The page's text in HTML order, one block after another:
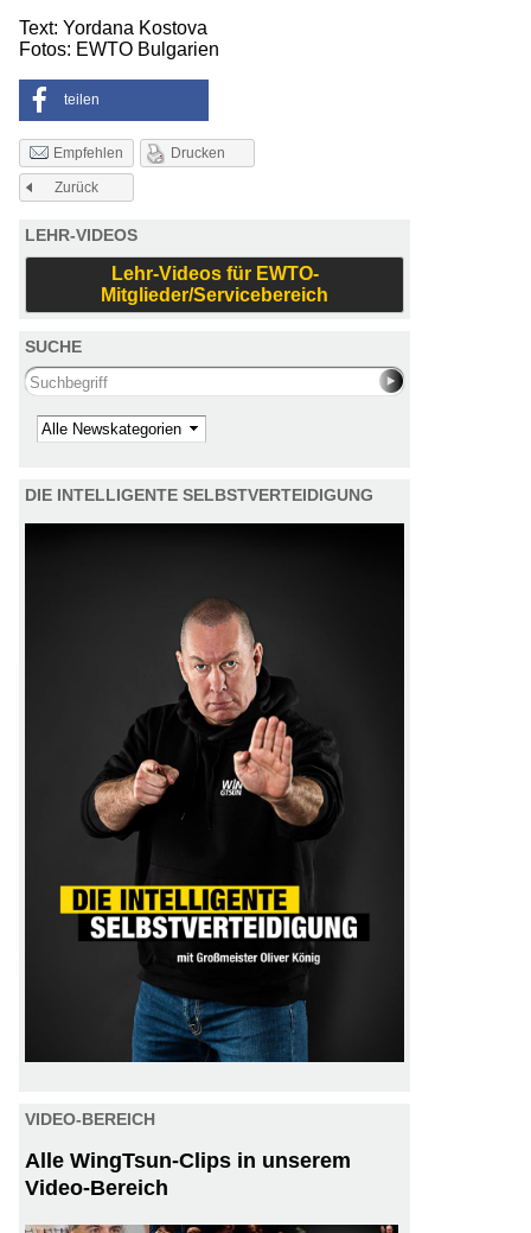
Text: Yordana Kostova
Fotos: EWTO Bulgarien
teilen
Empfehlen Drucken
Zurück
LEHR-VIDEOS
Lehr-Videos für EWTO-
Mitglieder/Servicebereich
SUCHE
Search this site
Kategorie
DIE INTELLIGENTE SELBSTVERTEIDIGUNG
VIDEO-BEREICH
Alle WingTsun-Clips in unserem
Video-Bereich